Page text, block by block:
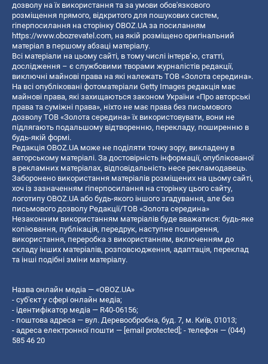
дозволу на їх використання та за умови обов'язкового
розміщення прямого, відкритого для пошукових систем,
гіперпосилання на сторінку OBOZ.UA за посиланням
https://www.obozrevatel.com, на якій розміщено оригінальний
матеріал в першому абзаці матеріалу.
Всі матеріали на цьому сайті, в тому числі інтерв’ю, статті,
дослідження – є службовими творами журналістів редакції,
виключні майнові права на які належать ТОВ «Золота середина».
На всі опубліковані фотоматеріали Getty Images редакція має
майнові права, які захищаються законом України «Про авторські
права та суміжні права», ніхто не має права без письмового
дозволу ТОВ «Золота середина» їх використовувати, вони не
підлягають подальшому відтворенню, перекладу, поширенню в
будь-якій формі.
Редакція OBOZ.UA може не поділяти точку зору, викладену в
авторському матеріалі. За достовірність інформації, опублікованої
в рекламних матеріалах, відповідальність несе рекламодавець.
Заборонено використання матеріалів розміщених на цьому сайті,
хоч із зазначенням гіперпосилання на сторінку цього сайту,
логотипу OBOZ.UA або будь-якого іншого згадування, але без
письмового дозволу Редакції/ТОВ «Золота середина»
Незаконним використанням матеріалів буде вважатися: будь-яке
копiювання, публiкацiя, передрук, наступне поширення,
використання, переробка з використанням, включенням до
складу інших матеріалів, розповсюдження, адаптація, переклад
та інші подібні зміни матеріалу.
Назва онлайн медіа — «OBOZ.UA»
- суб'єкт у сфері онлайн медіа;
- ідентифікатор медіа — R40-06156;
- поштова адреса — вул. Деревообробна, буд. 7, м. Київ, 01013;
- адреса електронної пошти — [email protected] ; - телефон — (044)
585 46 20